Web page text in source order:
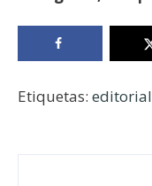
Etiquetas: editorial